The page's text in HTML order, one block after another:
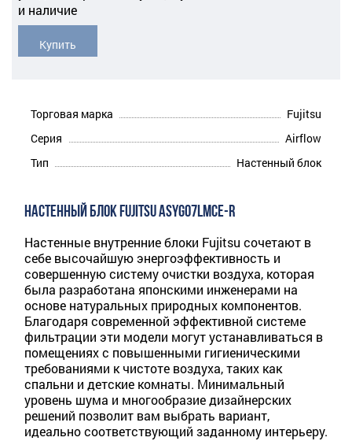
и наличие
Купить
Торговая марка
Fujitsu
Серия
Airflow
Тип
Настенный блок
НАСТЕННЫЙ БЛОК FUJITSU ASYG07LMCE-R
Настенные внутренние блоки Fujitsu сочетают в
себе высочайшую энергоэффективность и
совершенную систему очистки воздуха, которая
была разработана японскими инженерами на
основе натуральных природных компонентов.
Благодаря современной эффективной системе
фильтрации эти модели могут устанавливаться в
помещениях с повышенными гигиеническими
требованиями к чистоте воздуха, таких как
спальни и детские комнаты. Минимальный
уровень шума и многообразие дизайнерских
решений позволит вам выбрать вариант,
идеально соответствующий заданному интерьеру.